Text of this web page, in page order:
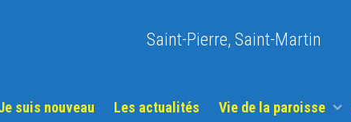
Saint-Pierre, Saint-Martin
suis nouveau Les actualités Vie de la paroisse